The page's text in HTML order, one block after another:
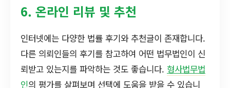
6. 온라인 리뷰 및 추천
인터넷에는 다양한 법률 후기와 추천글이 존재합니다.
다른 의뢰인들의 후기를 참고하여 어떤 법무법인이 신
뢰받고 있는지를 파악하는 것도 좋습니다. 형사법무법
인의 평가를 살펴보며 선택에 도움을 받을 수 있습니